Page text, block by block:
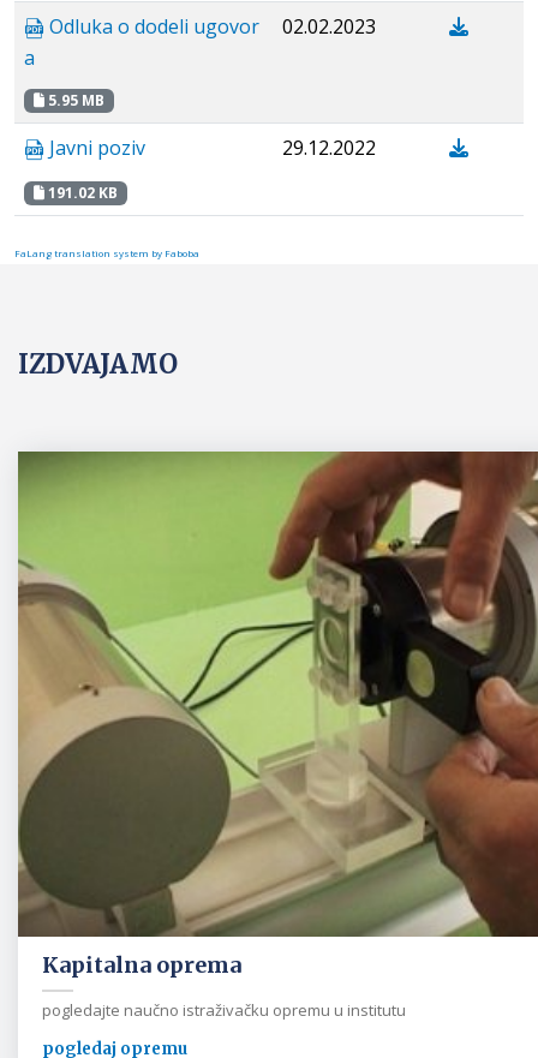
Odluka o dodeli ugovor
a
5.95 MB
02.02.2023
Javni poziv
191.02 KB
29.12.2022
FaLang translation system by Faboba
IZDVAJAMO
Kapitalna oprema
pogledajte naučno istraživačku opremu u institutu
pogledaj opremu